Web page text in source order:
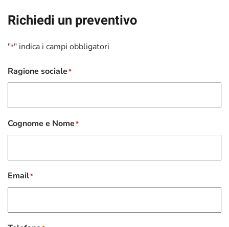
Richiedi un preventivo
"*" indica i campi obbligatori
Ragione sociale*
Cognome e Nome*
Email*